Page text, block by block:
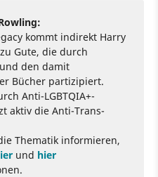
kommt indirekt Harry
Gute, die durch
den damit
Bücher partizipiert.
Anti-LGBTQIA+-
aktiv die Anti-Trans-
Thematik informieren,
und hier